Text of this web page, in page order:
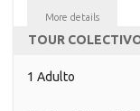
More details
TOUR
1 Adulto